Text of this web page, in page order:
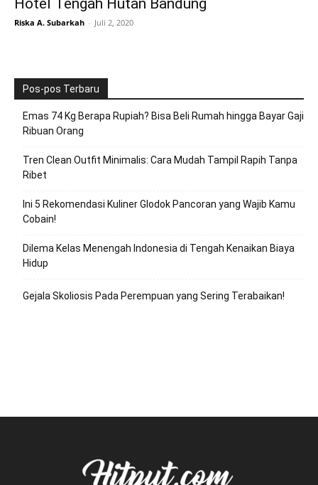
Hotel Tengah Hutan Bandung
Riska A. Subarkah - Juli 2, 2020
Pos-pos Terbaru
Emas 74 Kg Berapa Rupiah? Bisa Beli Rumah hingga Bayar Gaji
Ribuan Orang
Tren Clean Outfit Minimalis: Cara Mudah Tampil Rapih Tanpa
Ribet
Ini 5 Rekomendasi Kuliner Glodok Pancoran yang Wajib Kamu
Cobain!
Dilema Kelas Menengah Indonesia di Tengah Kenaikan Biaya
Hidup
Gejala Skoliosis Pada Perempuan yang Sering Terabaikan!